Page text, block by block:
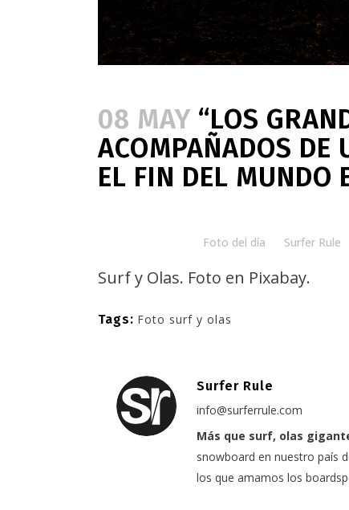
08 MAY “LOS
ACOMPAÑADOS DE
EL FIN DEL MUNDO
Foto del día Surfer Rule
Surf y Olas. Foto en Pixabay.
Tags: Foto surf y olas
Surfer Rule
info@surferrule.com
Más que surf, olas
snowboard en nuestro país
los que amamos los